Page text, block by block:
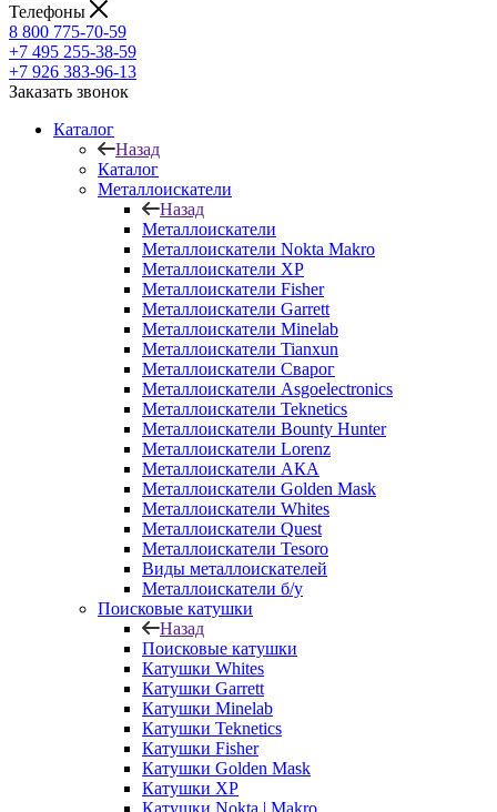
Телефоны
8 800 775-70-59
+7 495 255-38-59
+7 926 383-96-13
Заказать звонок
Каталог
Назад
Каталог
Металлоискатели
Назад
Металлоискатели
Металлоискатели Nokta Makro
Металлоискатели XP
Металлоискатели Fisher
Металлоискатели Garrett
Металлоискатели Minelab
Металлоискатели Tianxun
Металлоискатели Сварог
Металлоискатели Asgoelectronics
Металлоискатели Teknetics
Металлоискатели Bounty Hunter
Металлоискатели Lorenz
Металлоискатели АКА
Металлоискатели Golden Mask
Металлоискатели Whites
Металлоискатели Quest
Металлоискатели Tesoro
Виды металлоискателей
Металлоискатели б/у
Поисковые катушки
Назад
Поисковые катушки
Катушки Whites
Катушки Garrett
Катушки Minelab
Катушки Teknetics
Катушки Fisher
Катушки Golden Mask
Катушки XP
Катушки Nokta | Makro